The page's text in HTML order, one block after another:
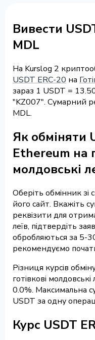
Вивести
MDL
На Kurslog 2
USDT ERC-20 на
зараз 1 USDT =
"KZ007". Сумарний
MDL.
Як обміняти
Ethereum на
молдовські
Оберіть обмінник зі
його сайт. Вкажіть
реквізити для
леїв, підтвердіть
обробляються за 5-
рекомендуємо
Різниця курсів
готівкові
0.0%. Максимальна
USDT за одну
Курс USDT